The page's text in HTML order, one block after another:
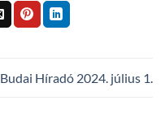
Budai Híradó 2024. július 1.